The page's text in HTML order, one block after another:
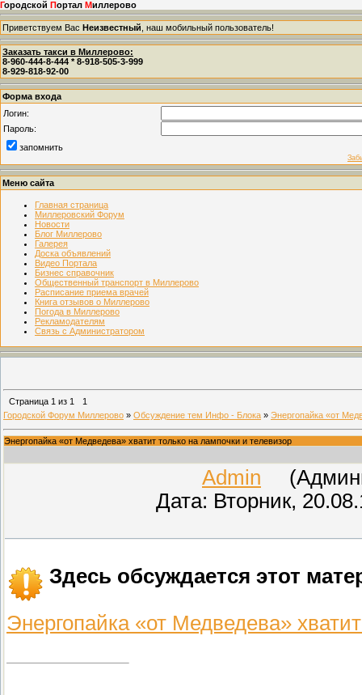
Городской Портал Миллерово
Приветствуем Вас Неизвестный , наш мобильный пользователь!
Заказать такси в Миллерово:
8-960-444-8-444 * 8-918-505-3-999
8-929-818-92-00
Форма входа
Логин:
Пароль:
запомнить
Меню сайта
Главная страница
Миллеровский Форум
Новости
Блог Миллерово
Галерея
Доска объявлений
Видео Портала
Бизнес справочник
Общественный транспорт в Миллерово
Расписание приема врачей
Книга отзывов о Миллерово
Погода в Миллерово
Рекламодателям
Связь с Администратором
Страница 1 из 1
1
Городской Форум Миллерово » Обсуждение тем Инфо - Блока » Энергопайка «от
Энергопайка «от Медведева» хватит только на лампочки и телевизор
Admin
Дата: Вторник,
Здесь обсуждается этот
Энергопайка «от Медведева»